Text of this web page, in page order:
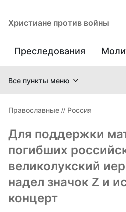
Христиане против войны
Преследования
Все пункты меню
Православные // Россия
Для поддержки
погибших
великолукский
надел значок Z и
концерт